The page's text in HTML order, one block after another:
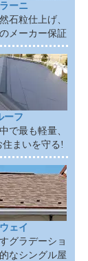
ーニ
石粒仕上げ、
メーカー保証
ーフ
で最も軽量、
まいを守る!
ェイ
グラデーショ
なシングル屋